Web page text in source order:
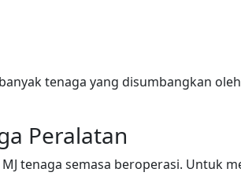
tenaga yang disumbangkan
Peralatan
tenaga semasa beroperasi. Untuk